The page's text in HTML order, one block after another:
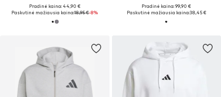
Pradinė kaina: 44,90 €
Paskutinė mažiausia kaina:18,95 €-8%
Pradinė kaina: 99,90 €
Paskutinė mažiausia kaina:38,45 €